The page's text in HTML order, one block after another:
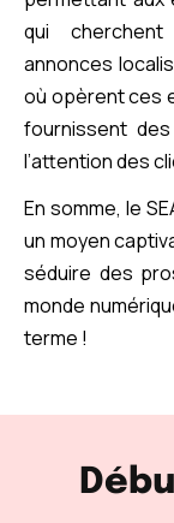
qui
annonces
où opèrent ces
fournissent
l’attention des
En somme, le
un moyen
séduire des
monde
terme !